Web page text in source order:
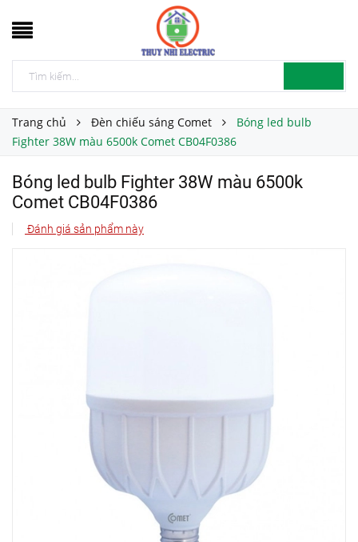
Trang chủ Đèn chiếu sáng Comet
Bóng led bulb
Fighter 38W màu 6500k Comet CB04F0386
Bóng led bulb Fighter 38W màu 6500k
Comet CB04F0386
Đánh giá sản phẩm này